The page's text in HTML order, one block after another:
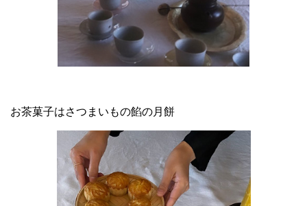
お茶菓子はさつまいもの餡の月餅